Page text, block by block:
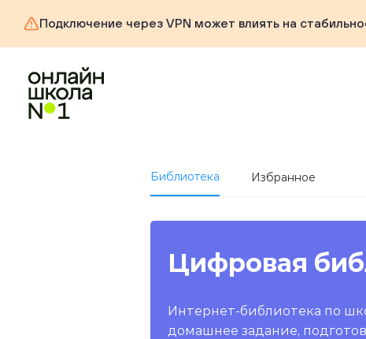
Подключение через VPN может влиять на
Библиотека Избранное
Цифровая
Интернет-библиотека по
домашнее задание,